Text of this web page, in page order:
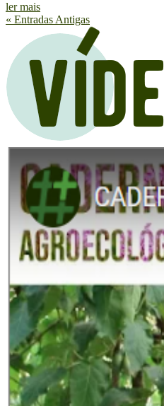
ler mais
« Entradas Antigas